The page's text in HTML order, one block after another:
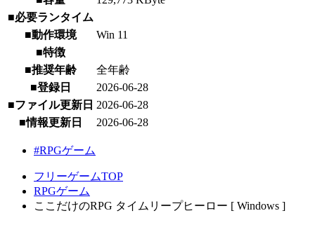
■必要ランタイム
■動作環境
Win 11
■特徴
■推奨年齢
全年齢
■登録日
2026-06-28
■ファイル更新日 2026-06-28
■情報更新日
2026-06-28
#RPGゲーム
フリーゲームTOP
RPGゲーム
ここだけのRPG タイムリープヒーロー [ Windows ]